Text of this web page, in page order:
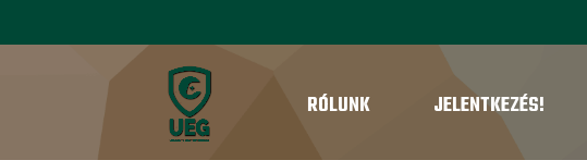
RÓLUNK JELENTKEZÉS!